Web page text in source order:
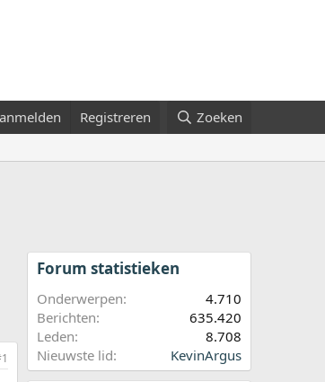
Registreren Zoeken
Forum statistieken
Onderwerpen
4.710
Berichten
635.420
Leden
8.708
Nieuwste lid
KevinArgus